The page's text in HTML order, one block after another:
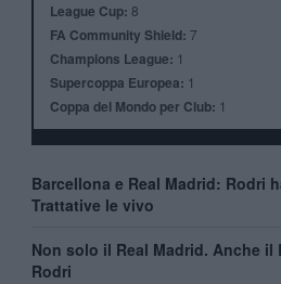
League Cup: 8
FA Community Shield: 7
Champions League: 1
Supercoppa Europea: 1
Coppa del Mondo per Club: 1
Barcellona e Real Madrid: Rodri
Trattative le vivo
Non solo il Real Madrid. Anche il
Rodri